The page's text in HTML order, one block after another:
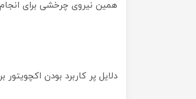
همین نیروی چرخشی برای
دلایل پر کاربرد بودن اکچویتور